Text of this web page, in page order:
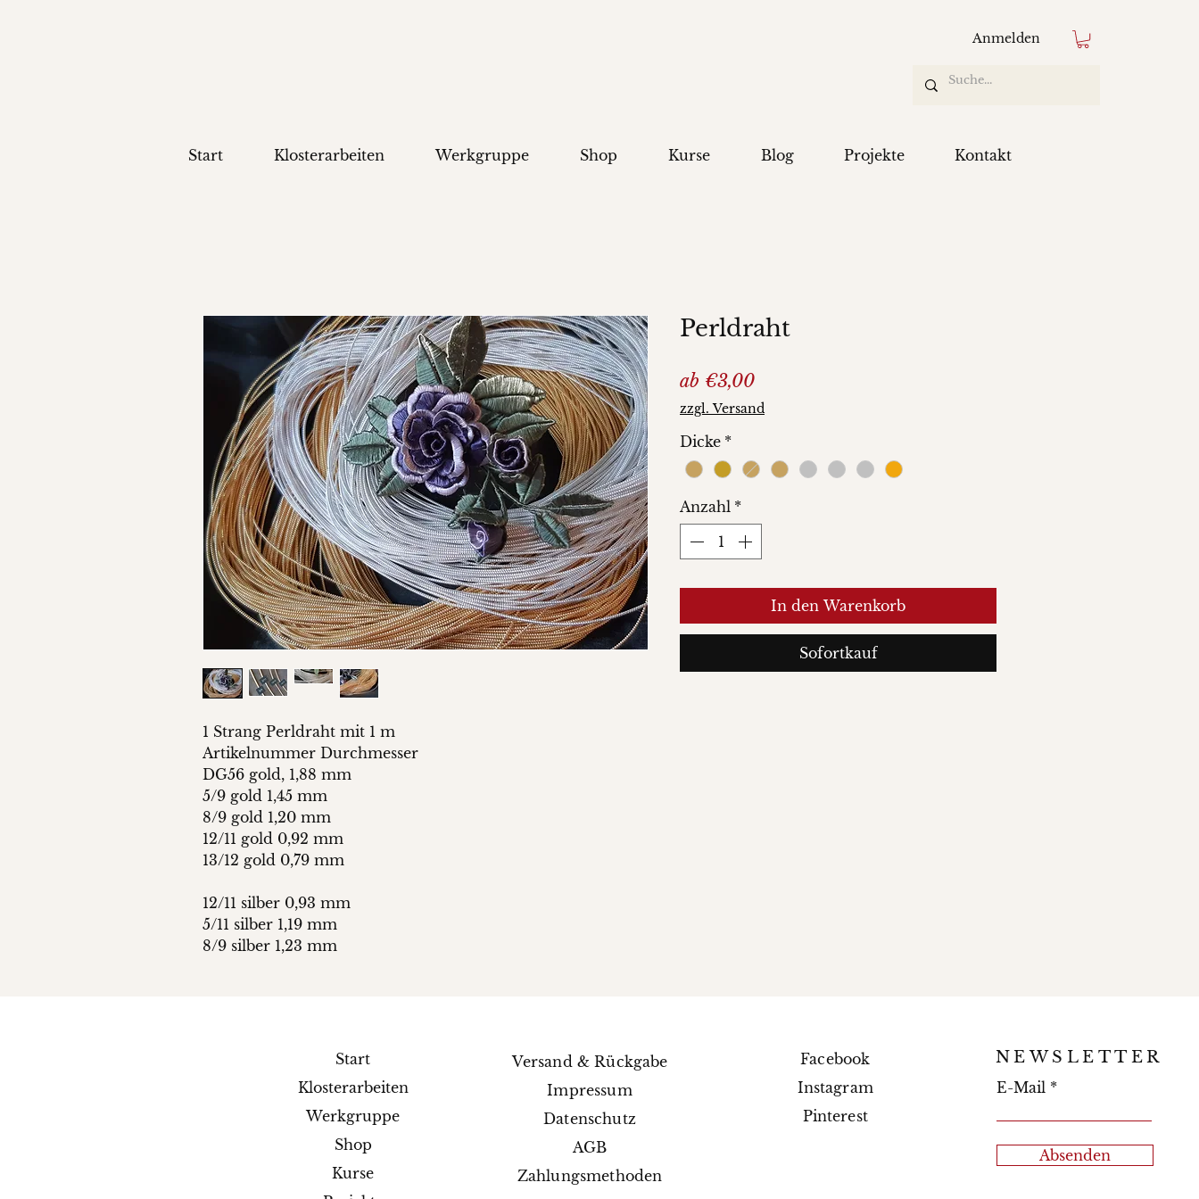
Anmelden
Start Klosterarbeiten Werkgruppe Shop Kurse Blog Projekte Kontakt
1 Strang Perldraht mit 1 m
Artikelnummer Durchmesser
DG56 gold, 1,88 mm
5/9 gold 1,45 mm
8/9 gold 1,20 mm
12/11 gold 0,92 mm
13/12 gold 0,79 mm
12/11 silber 0,93 mm
5/11 silber 1,19 mm
8/9 silber 1,23 mm
Perldraht
ab €3,00Sale-
Preis
zzgl. Versand
Dicke *
Anzahl *
In den Warenkorb
Sofortkauf
Start
Klosterarbeiten
Werkgruppe
Shop
Kurse
Versand & Rückgabe
Impressum
Datenschutz
AGB
Zahlungsmethoden
Facebook
Instagram
Pinterest
NEWSLETTER
E-Mail
Absenden